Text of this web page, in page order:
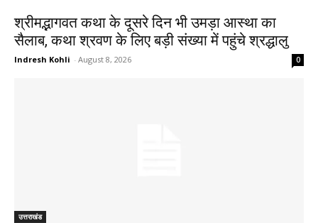
श्रीमद्भागवत कथा के दूसरे दिन भी उमड़ा आस्था का
सैलाब, कथा श्रवण के लिए बड़ी संख्या में पहुंचे श्रद्धालु
Indresh Kohli - August 8, 2026 0
उत्तराखंड